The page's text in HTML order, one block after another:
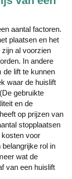
aantal factoren.
plaatsen en het
al voorzien
In andere
de lift te kunnen
waar de huislift
gebruikte
en de
op prijzen van
stopplaatsen
kosten voor
rol in
wat de
van een huislift